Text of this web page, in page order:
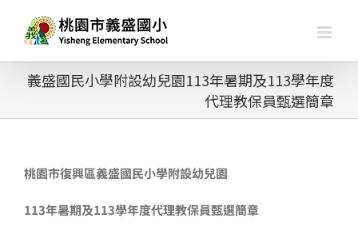
義盛國民小學附設幼兒園113年暑期及113學年度
代理教保員甄選簡章
桃園市復興區義盛國民小學附設幼兒園
113年暑期及113學年度代理教保員甄選簡章